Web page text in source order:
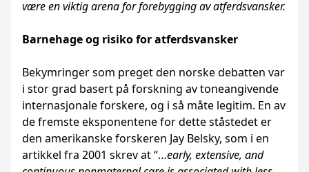
være en viktig arena for forebygging av atferdsvansker.
Barnehage og risiko for atferdsvansker
Bekymringer som preget den norske debatten var
i stor grad basert på forskning av toneangivende
internasjonale forskere, og i så måte legitim. En av
de fremste eksponentene for dette ståstedet er
den amerikanske forskeren Jay Belsky, som i en
artikkel fra 2001 skrev at “…early, extensive, and